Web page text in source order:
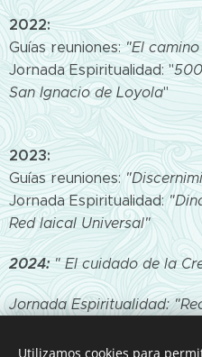
2022:
Guías reuniones:"El
Jornada Espiritualidad: "
San Ignacio de Loyola"
2023:
Guías reuniones:
Jornada Espiritualidad:
Red laical Universal"
2024:" El cuidado de la
Jornada Espiritualidad:
Utilizamos cookies para